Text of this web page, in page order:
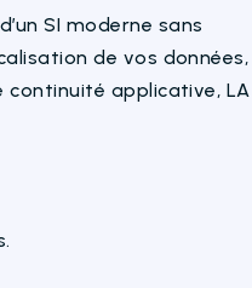
SI moderne sans
de vos données,
continuité applicative, LA